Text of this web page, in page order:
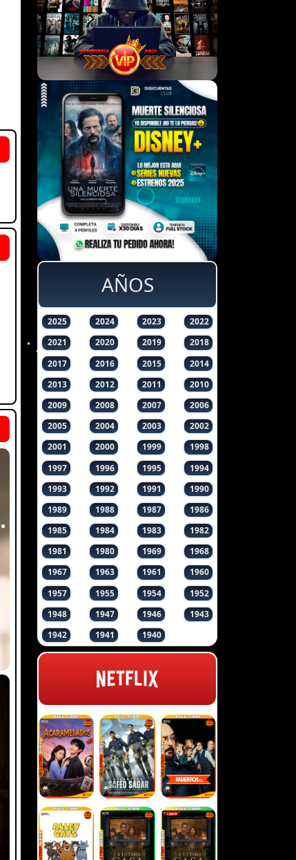
AÑOS
2025 2024 2023
2022
2021
2020 2019
2018
2017
2016 2015
2014
2013
2012 2011
2010
2009
2008 2007
2006
2005
2004 2003
2002
2001
2000 1999
1998
1997
1996 1995
1994
1993
1992 1991
1990
1989
1988 1987
1986
1985
1984 1983
1982
1981
1980 1969
1968
1967
1963 1961
1960
1957
1955 1954
1952
1948
1947 1946
1943
1942
1941 1940